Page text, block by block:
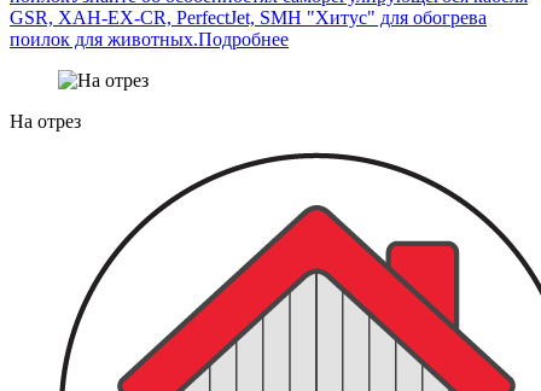
GSR, XAH-EX-CR, PerfectJet, SMH "Хитус" для обогрева
поилок для животных.Подробнее
На отрез